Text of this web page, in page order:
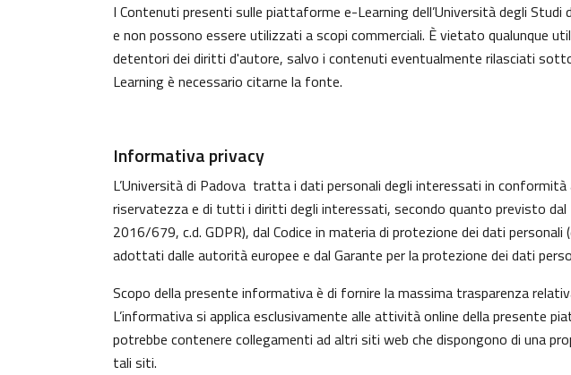
I Contenuti presenti sulle piattaforme e-Learning dell’Università degli
e non possono essere utilizzati a scopi commerciali. È vietato qualunque
detentori dei diritti d'autore, salvo i contenuti eventualmente rilasciati
Learning è necessario citarne la fonte.
Informativa privacy
L’Università di Padova tratta i dati personali degli interessati in
riservatezza e di tutti i diritti degli interessati, secondo quanto previsto
2016/679, c.d. GDPR), dal Codice in materia di protezione dei dati
adottati dalle autorità europee e dal Garante per la protezione dei dati
Scopo della presente informativa è di fornire la massima trasparenza
L’informativa si applica esclusivamente alle attività online della presente
potrebbe contenere collegamenti ad altri siti web che dispongono di una
tali siti.